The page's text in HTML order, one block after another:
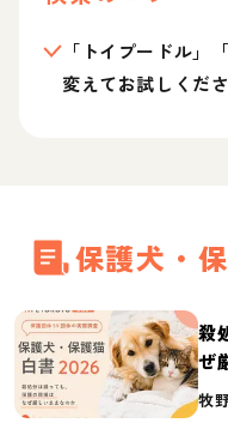
「トイプードル」
変えてお試しくださ
保護犬・
殺
ぜ
体
牧